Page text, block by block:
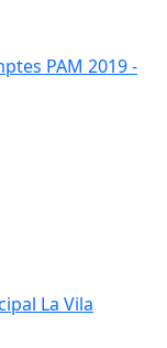
PAM 2019 -
La Vila